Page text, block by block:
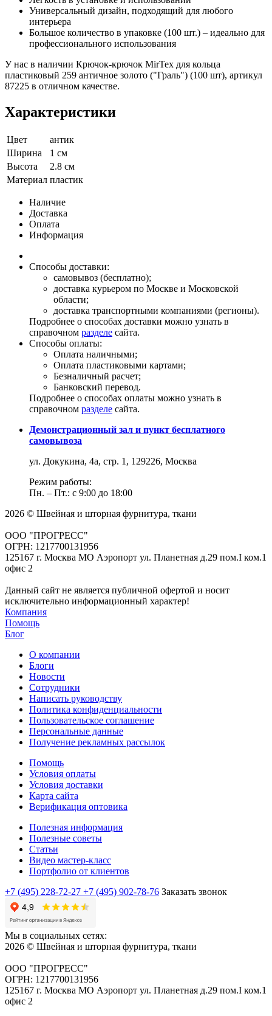
Универсальный дизайн, подходящий для любого
интерьера
Большое количество в упаковке (100 шт.) – идеально для
профессионального использования
У нас в наличии Крючок-крючок MirTex для кольца
пластиковый 259 античное золото ("Граль") (100 шт), артикул
87225 в отличном качестве.
Характеристики
Цвет
антик
Ширина
1 см
Высота
2.8 см
Материал пластик
Наличие
Доставка
Оплата
Информация
Способы доставки:
самовывоз (бесплатно);
доставка курьером по Москве и Московской
области;
доставка транспортными компаниями (регионы).
Подробнее о способах доставки можно узнать в
справочном разделе сайта.
Способы оплаты:
Оплата наличными;
Оплата пластиковыми картами;
Безналичный расчет;
Банковский перевод.
Подробнее о способах оплаты можно узнать в
справочном разделе сайта.
Демонстрационный зал и пункт бесплатного
самовывоза
ул. Докукина, 4а, стр. 1, 129226, Москва
Режим работы:
Пн. – Пт.: с 9:00 до 18:00
2026 © Швейная и шторная фурнитура, ткани
ООО "ПРОГРЕСС"
ОГРН: 1217700131956
125167 г. Москва МО Аэропорт ул. Планетная д.29 пом.I ком.1
офис 2
Данный сайт не является публичной офертой и носит
исключительно информационный характер!
Компания
Помощь
Блог
О компании
Блоги
Новости
Сотрудники
Написать руководству
Политика конфиденциальности
Пользовательское соглашение
Персональные данные
Получение рекламных рассылок
Помощь
Условия оплаты
Условия доставки
Карта сайта
Верификация оптовика
Полезная информация
Полезные советы
Статьи
Видео мастер-класс
Портфолио от клиентов
+7 (495) 228-72-27 +7 (495) 902-78-76 Заказать звонок
Мы в социальных сетях:
2026 © Швейная и шторная фурнитура, ткани
ООО "ПРОГРЕСС"
ОГРН: 1217700131956
125167 г. Москва МО Аэропорт ул. Планетная д.29 пом.I ком.1
офис 2